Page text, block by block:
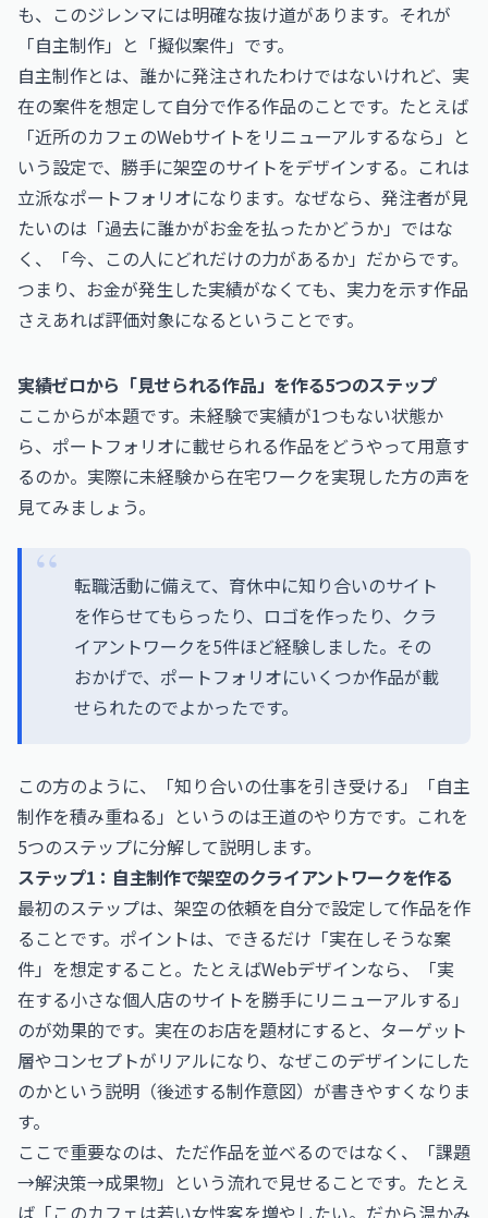
も、このジレンマには明確な抜け道があります。それが
「自主制作」と「擬似案件」です。
自主制作とは、誰かに発注されたわけではないけれど、実
在の案件を想定して自分で作る作品のことです。たとえば
「近所のカフェのWebサイトをリニューアルするなら」と
いう設定で、勝手に架空のサイトをデザインする。これは
立派なポートフォリオになります。なぜなら、発注者が見
たいのは「過去に誰かがお金を払ったかどうか」ではな
く、「今、この人にどれだけの力があるか」だからです。
つまり、お金が発生した実績がなくても、実力を示す作品
さえあれば評価対象になるということです。
実績ゼロから「見せられる作品」を作る5つのステップ
ここからが本題です。未経験で実績が1つもない状態か
ら、ポートフォリオに載せられる作品をどうやって用意す
るのか。実際に未経験から在宅ワークを実現した方の声を
見てみましょう。
転職活動に備えて、育休中に知り合いのサイト
を作らせてもらったり、ロゴを作ったり、クラ
イアントワークを5件ほど経験しました。その
おかげで、ポートフォリオにいくつか作品が載
せられたのでよかったです。
この方のように、「知り合いの仕事を引き受ける」「自主
制作を積み重ねる」というのは王道のやり方です。これを
5つのステップに分解して説明します。
ステップ1：自主制作で架空のクライアントワークを作る
最初のステップは、架空の依頼を自分で設定して作品を作
ることです。ポイントは、できるだけ「実在しそうな案
件」を想定すること。たとえばWebデザインなら、「実
在する小さな個人店のサイトを勝手にリニューアルする」
のが効果的です。実在のお店を題材にすると、ターゲット
層やコンセプトがリアルになり、なぜこのデザインにした
のかという説明（後述する制作意図）が書きやすくなりま
す。
ここで重要なのは、ただ作品を並べるのではなく、「課題
→解決策→成果物」という流れで見せることです。たとえ
ば「このカフェは若い女性客を増やしたい。だから温かみ